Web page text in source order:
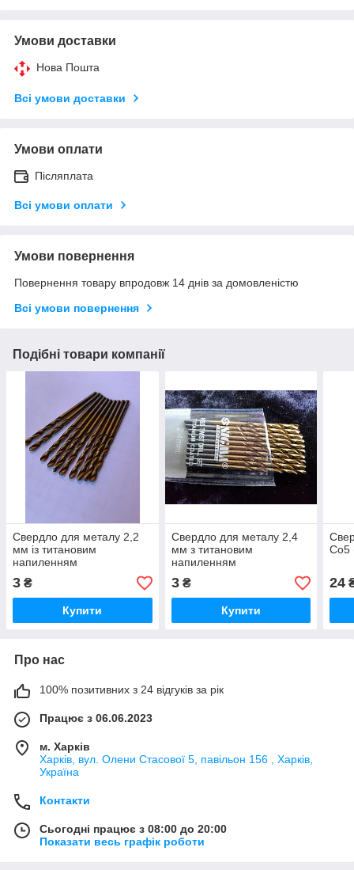
Умови доставки
Нова Пошта
Всі умови доставки
Умови оплати
Післяплата
Всі умови оплати
Умови повернення
Повернення товару впродовж 14 днів за домовленістю
Всі умови повернення
Подібні товари компанії
Свердло для металу 2,2
мм із титановим
напиленням
3 ₴
Купити
Свердло для металу 2,4
мм з титановим
напиленням
3₴
Купити
24
Про нас
100% позитивних з 24 відгуків за рік
Працює з 06.06.2023
м. Харків
Харків, вул. Олени Стасової 5, павільон 156 , Харків,
Україна
Контакти
Сьогодні працює з 08:00 до 20:00
Показати весь графік роботи